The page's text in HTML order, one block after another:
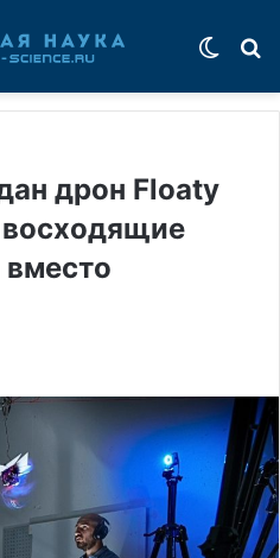
дрон Floaty
вместо